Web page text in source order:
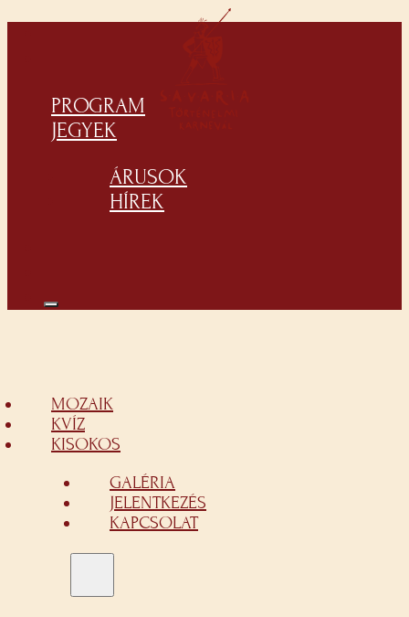
PROGRAM
JEGYEK
ÁRUSOK
HÍREK
MOZAIK
KVÍZ
KISOKOS
GALÉRIA
JELENTKEZÉS
KAPCSOLAT